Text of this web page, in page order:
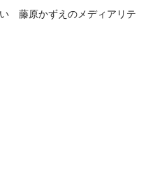
藤原かずえのメディアリテ